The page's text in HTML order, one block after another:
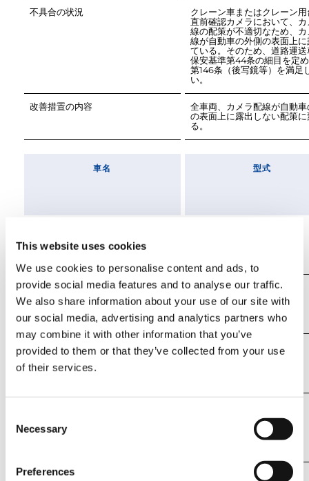
This website uses cookies
We use cookies to personalise content and ads, to
provide social media features and to analyse our traffic.
We also share information about your use of our site with
our social media, advertising and analytics partners who
may combine it with other information that you’ve
provided to them or that they’ve collected from your use
of their services.
Selection
Necessary
Preferences
不具合の状況
クレーン車またはクレーン
直前確認カメラにおいて、カ
線の配策が不適切なため、カ
線が自動車の外側の表面上に
ている。そのため、道路運送
保安基準第44条の細目を定
第146条（後写鏡等）を満足
改善措置の内容
全車両、カメラ配線が自動車
の表面上に露出しない配策に
車名 型式
FAUN
TADANO
FAUN
不明
FAUN 不明
FAUN